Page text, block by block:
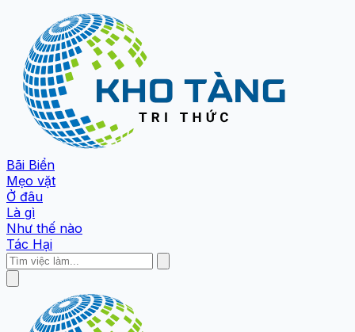
Bãi Biển
Mẹo vặt
Ở đâu
Là gì
Như thế nào
Tác Hại